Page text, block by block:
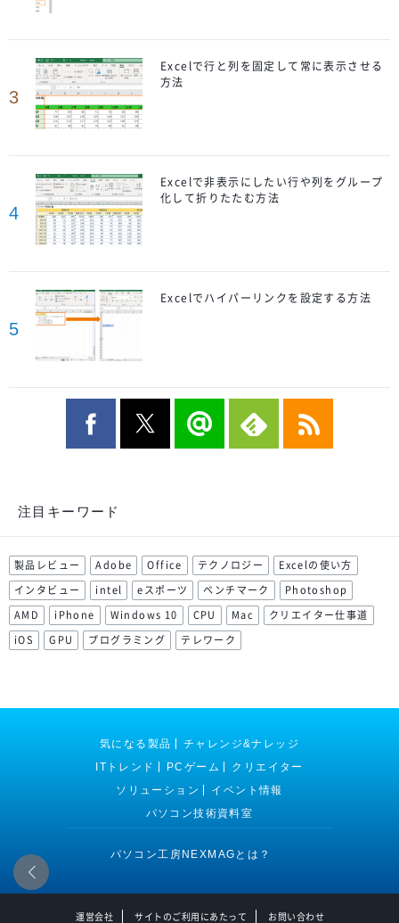
3
Excelで行と列を固定して常に表示させる
方法
4
Excelで非表示にしたい行や列をグループ
化して折りたたむ方法
5
Excelでハイパーリンクを設定する方法
注目キーワード
製品レビュー Adobe Office テクノロジー
Excelの使い方
インタビュー
intel eスポーツ ベンチマーク
Photoshop
AMD
iPhone Windows 10 CPU Mac
クリエイター仕事道
iOS
GPU プログラミング テレワーク
気になる製品
チャレンジ&ナレッジ
ITトレンド
PCゲーム
クリエイター
ソリューション
イベント情報
パソコン技術資料室
パソコン工房NEXMAGとは？
運営会社 サイトのご利用にあたって お問い合わせ